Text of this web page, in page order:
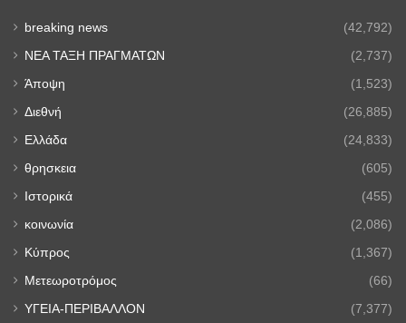
breaking news (42,792)
NEA TAΞΗ ΠΡΑΓΜΑΤΩΝ (2,737)
Άποψη (1,523)
Διεθνή (26,885)
Ελλάδα (24,833)
θρησκεια (605)
Ιστορικά (455)
κοινωνία (2,086)
Κύπρος (1,367)
Μετεωροτρόμος (66)
ΥΓΕΙΑ-ΠΕΡΙΒΑΛΛΟΝ (7,377)